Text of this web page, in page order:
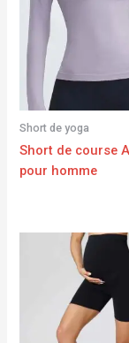
Short de yoga
Short de course
pour homme